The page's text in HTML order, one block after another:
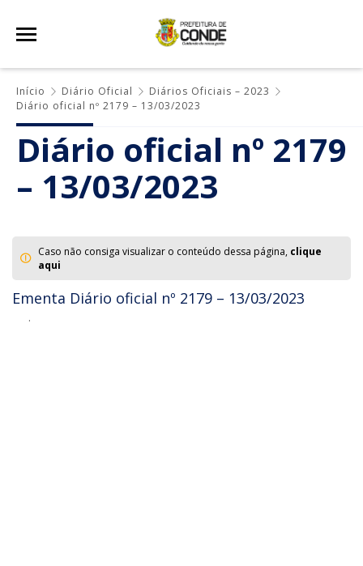
Início Diário Oficial
Diários Oficiais – 2023
Diário oficial nº 2179 – 13/03/2023
Diário oficial nº 2179
– 13/03/2023
Caso não consiga visualizar o conteúdo dessa página, clique
aqui
Ementa Diário oficial nº 2179 – 13/03/2023
.